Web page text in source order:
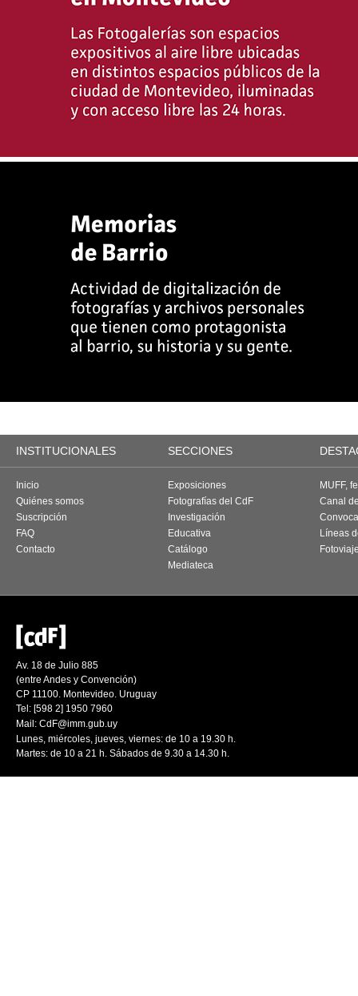
INSTITUCIONALES SECCIONES
Inicio
Quiénes somos
Suscripción
FAQ
Contacto
Exposiciones
Fotografías del CdF
Investigación
Educativa
Catálogo
Mediateca
MUFF,
Canal
Líneas
Av. 18 de Julio 885
(entre Andes y Convención)
CP 11100. Montevideo. Uruguay
Tel: [598 2] 1950 7960
Mail: CdF@imm.gub.uy
Lunes, miércoles, jueves, viernes: de 10 a 19.30 h.
Martes: de 10 a 21 h. Sábados de 9.30 a 14.30 h.